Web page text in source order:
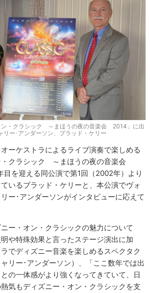
ン・クラシック ～まほうの夜の音楽会 2014」に出
リー･アンダーソン、ブラッド・ケリー
ーケストラによるライブ演奏で楽しめる
・クラシック ～まほうの夜の音楽会
目を迎える同公演で第1回（2002年）より
いるブラッド・ケリーと、本公演でヴォ
ー･アンダーソンがインタビューに応えて
ー・オン・クラシックの魅力について
明や特殊効果と言ったステージ演出に加
でディズニー音楽を楽しめるスペクタク
リー･アンダーソン）、「ここ数年では出
の一体感がより強くなってきていて、日
気もディズニー・オン・クラシックを支